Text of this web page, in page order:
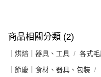
商品相關分類 (2)
｜烘焙｜器具、工具 各式
｜節慶｜食材、器具、包裝